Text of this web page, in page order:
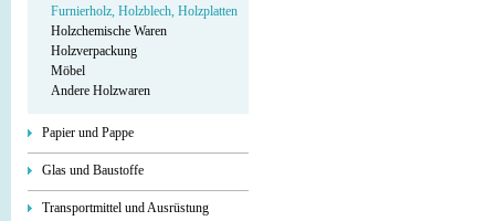
Furnierholz, Holzblech, Holzplatten
Holzchemische Waren
Holzverpackung
Möbel
Andere Holzwaren
Papier und Pappe
Glas und Baustoffe
Transportmittel und Ausrüstung